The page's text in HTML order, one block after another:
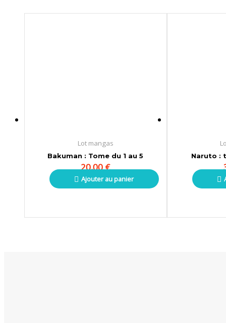
Lot mangas
Bakuman : Tome du 1 au 5
20,00€
Ajouter au panier
Naruto :